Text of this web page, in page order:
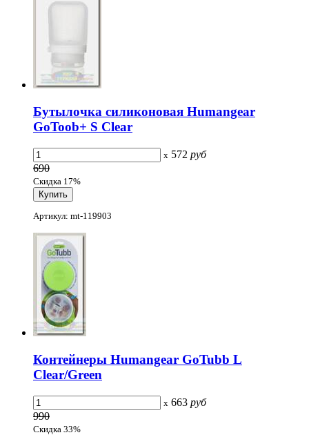
Бутылочка силиконовая Humangear
GoToob+ S Clear
x 572 руб
690
Скидка 17%
Артикул: mt-119903
Контейнеры Humangear GoTubb L
Clear/Green
x 663 руб
990
Скидка 33%